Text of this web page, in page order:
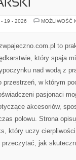
- 19 - 2026
MOŻLIWOŚĆ
to
który spaja
nad wodą z
przestrzeń, w którym
pasjonaci
akcesoriów,
połowu. Strona
który uczy
przeczytać, jak